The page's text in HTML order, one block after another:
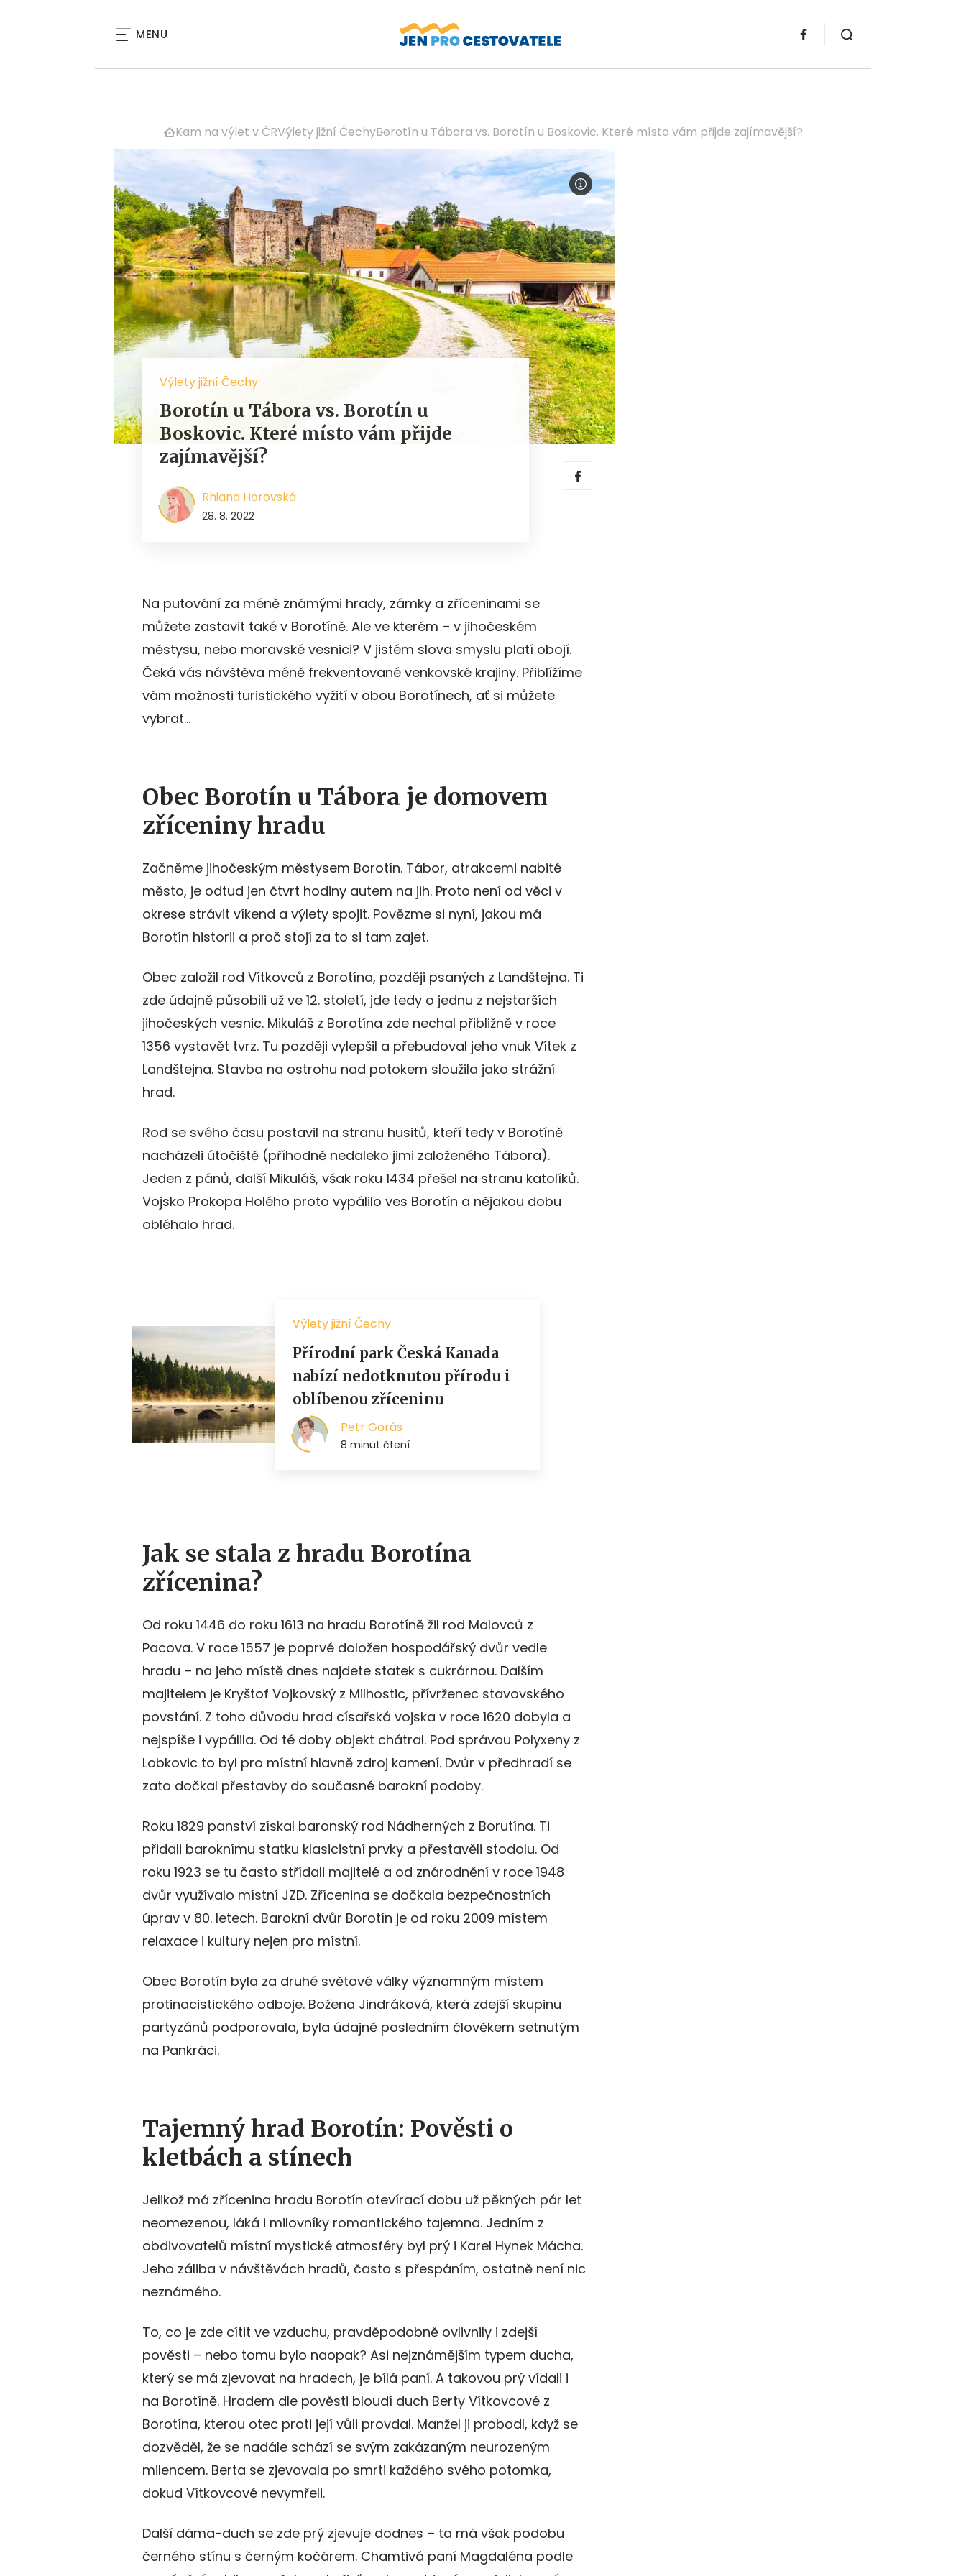
MENU
Kam na výlet v ČRVýlety jižní ČechyBorotín u Tábora vs. Borotín u Boskovic. Které místo vám přijde zajímavější?
Výlety jižní Čechy
Borotín u Tábora vs. Borotín u
Boskovic. Které místo vám přijde
zajímavější?
Rhiana Horovská
28. 8. 2022
Na putování za méně známými hrady, zámky a zříceninami se
můžete zastavit také v Borotíně. Ale ve kterém – v jihočeském
městysu, nebo moravské vesnici? V jistém slova smyslu platí obojí.
Čeká vás návštěva méně frekventované venkovské krajiny. Přiblížíme
vám možnosti turistického vyžití v obou Borotínech, ať si můžete
vybrat…
Obec Borotín u Tábora je domovem
zříceniny hradu
Začněme jihočeským městysem Borotín. Tábor, atrakcemi nabité
město, je odtud jen čtvrt hodiny autem na jih. Proto není od věci v
okrese strávit víkend a výlety spojit. Povězme si nyní, jakou má
Borotín historii a proč stojí za to si tam zajet.
Obec založil rod Vítkovců z Borotína, později psaných z Landštejna. Ti
zde údajně působili už ve 12. století, jde tedy o jednu z nejstarších
jihočeských vesnic. Mikuláš z Borotína zde nechal přibližně v roce
1356 vystavět tvrz. Tu později vylepšil a přebudoval jeho vnuk Vítek z
Landštejna. Stavba na ostrohu nad potokem sloužila jako strážní
hrad.
Rod se svého času postavil na stranu husitů, kteří tedy v Borotíně
nacházeli útočiště (příhodně nedaleko jimi založeného Tábora).
Jeden z pánů, další Mikuláš, však roku 1434 přešel na stranu katolíků.
Vojsko Prokopa Holého proto vypálilo ves Borotín a nějakou dobu
obléhalo hrad.
Jak se stala z hradu Borotína
zřícenina?
Od roku 1446 do roku 1613 na hradu Borotíně žil rod Malovců z
Pacova. V roce 1557 je poprvé doložen hospodářský dvůr vedle
hradu – na jeho místě dnes najdete statek s cukrárnou. Dalším
majitelem je Kryštof Vojkovský z Milhostic, přívrženec stavovského
povstání. Z toho důvodu hrad císařská vojska v roce 1620 dobyla a
nejspíše i vypálila. Od té doby objekt chátral. Pod správou Polyxeny z
Lobkovic to byl pro místní hlavně zdroj kamení. Dvůr v předhradí se
zato dočkal přestavby do současné barokní podoby.
Roku 1829 panství získal baronský rod Nádherných z Borutína. Ti
přidali baroknímu statku klasicistní prvky a přestavěli stodolu. Od
roku 1923 se tu často střídali majitelé a od znárodnění v roce 1948
dvůr využívalo místní JZD. Zřícenina se dočkala bezpečnostních
úprav v 80. letech. Barokní dvůr Borotín je od roku 2009 místem
relaxace i kultury nejen pro místní.
Obec Borotín byla za druhé světové války významným místem
protinacistického odboje. Božena Jindráková, která zdejší skupinu
partyzánů podporovala, byla údajně posledním člověkem setnutým
na Pankráci.
Tajemný hrad Borotín: Pověsti o
kletbách a stínech
Jelikož má zřícenina hradu Borotín otevírací dobu už pěkných pár let
neomezenou, láká i milovníky romantického tajemna. Jedním z
obdivovatelů místní mystické atmosféry byl prý i Karel Hynek Mácha.
Jeho záliba v návštěvách hradů, často s přespáním, ostatně není nic
neznámého.
To, co je zde cítit ve vzduchu, pravděpodobně ovlivnily i zdejší
pověsti – nebo tomu bylo naopak? Asi nejznámějším typem ducha,
který se má zjevovat na hradech, je bílá paní. A takovou prý vídali i
na Borotíně. Hradem dle pověsti bloudí duch Berty Vítkovcové z
Borotína, kterou otec proti její vůli provdal. Manžel ji probodl, když se
dozvěděl, že se nadále schází se svým zakázaným neurozeným
milencem. Berta se zjevovala po smrti každého svého potomka,
dokud Vítkovcové nevymřeli.
Další dáma-duch se zde prý zjevuje dodnes – ta má však podobu
černého stínu s černým kočárem. Chamtivá paní Magdaléna podle